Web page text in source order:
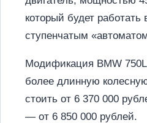
который будет работать
ступенчатым
Модификация BMW
более длинную
стоить от 6 370 000
— от 6 850 000 рублей.